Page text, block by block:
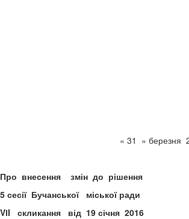
« 31 »
Про внесення змін до рішення
5 сесії Бучанської міської ради
VІI скликання від 19 січня 2016